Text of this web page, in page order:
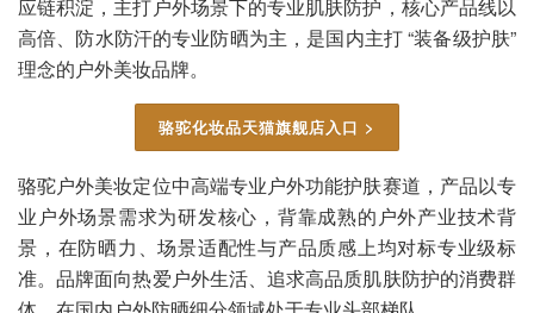
应链积淀，主打户外场景下的专业肌肤防护，核心产品线以
高倍、防水防汗的专业防晒为主，是国内主打 “装备级护肤”
理念的户外美妆品牌。
骆驼化妆品天猫旗舰店入口 >
骆驼户外美妆定位中高端专业户外功能护肤赛道，产品以专
业户外场景需求为研发核心，背靠成熟的户外产业技术背
景，在防晒力、场景适配性与产品质感上均对标专业级标
准。品牌面向热爱户外生活、追求高品质肌肤防护的消费群